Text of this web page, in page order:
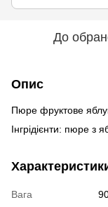
До
Опис
Пюре фруктове
Інгрідієнти: пюре з
Вага